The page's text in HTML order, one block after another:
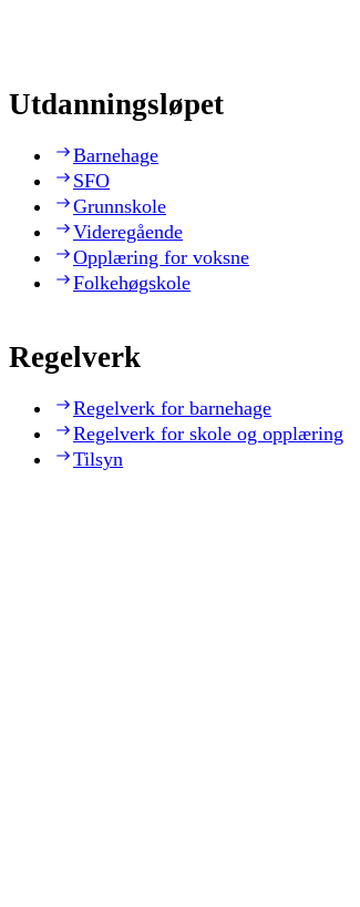
Utdanningsløpet
Barnehage
SFO
Grunnskole
Videregående
Opplæring for voksne
Folkehøgskole
Regelverk
Regelverk for barnehage
Regelverk for skole og opplæring
Tilsyn